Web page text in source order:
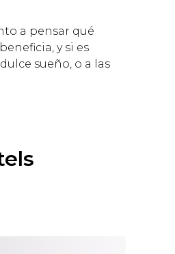
a pensar qué
y si es
sueño, o a las